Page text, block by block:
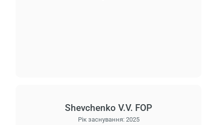
Shevchenko V.V. FOP
Рік заснування: 2025